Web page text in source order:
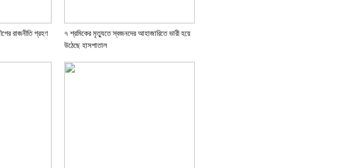
রাজনীতি গ্রহণ
৭ শ্রমিকের মৃত্যুতে স্বজনদের আহাজারিতে ভারী হয়ে
উঠেছে হাসপাতাল